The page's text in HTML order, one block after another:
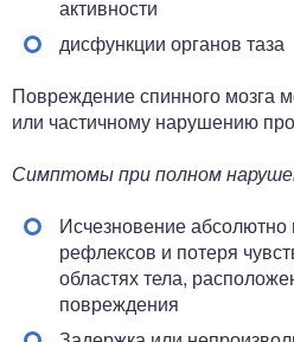
активности
дисфункции органов таза
Повреждение спинного мозга
или частичному нарушению
Симптомы при полном
Исчезновение абсолютно
рефлексов и потеря
областях тела,
повреждения